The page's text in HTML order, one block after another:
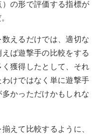
の形で評価する指標が
えるだけでは、適切な
ば遊撃手の比較をする
獲得したとして、それ
けではなく単に遊撃手
かっただけかもしれな
えて比較するように、